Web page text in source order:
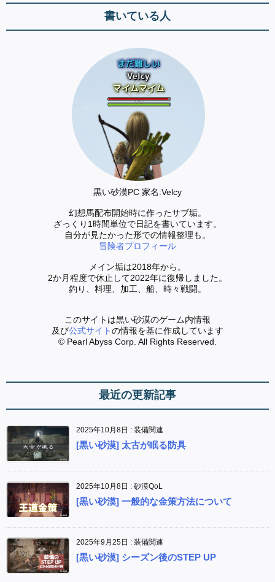
書いている人
黒い砂漠PC 家名:Velcy
幻想馬配布開始時に作ったサブ垢。
ざっくり1時間単位で日記を書いています。
自分が見たかった形での情報整理も。
冒険者プロフィール
メイン垢は2018年から。
2か月程度で休止して2022年に復帰しました。
釣り、料理、加工、船、時々戦闘。
このサイトは黒い砂漠のゲーム内情報
及び公式サイトの情報を基に作成しています
© Pearl Abyss Corp. All Rights Reserved.
最近の更新記事
2025年10月8日 : 装備関連
[黒い砂漠] 太古が眠る防具
2025年10月8日 : 砂漠QoL
[黒い砂漠] 一般的な金策方法について
2025年9月25日 : 装備関連
[黒い砂漠] シーズン後のSTEP UP